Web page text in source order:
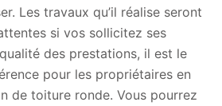
Les travaux qu’il réalise seront
si vos sollicitez ses
des prestations, il est le
pour les propriétaires en
de toiture ronde. Vous pourrez